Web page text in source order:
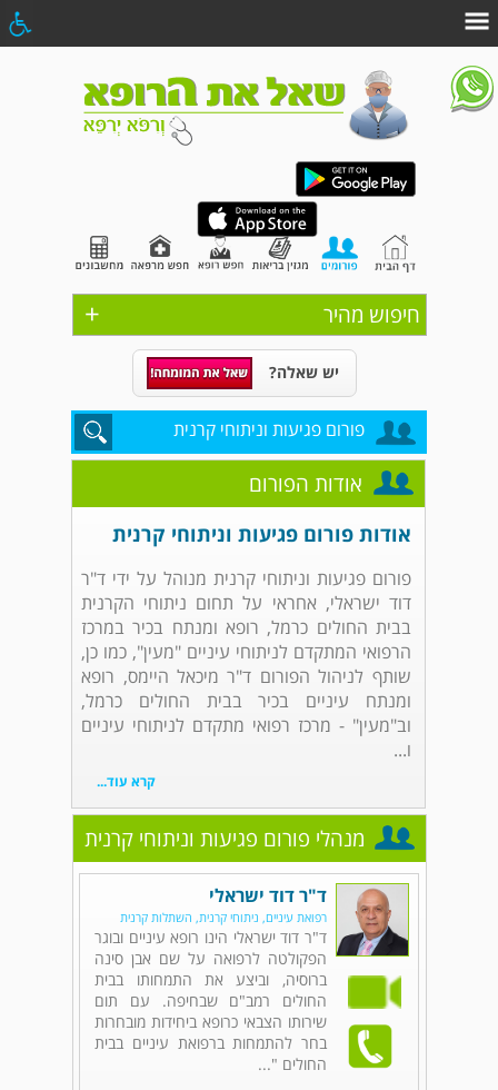
+ חיפוש מהיר
יש שאלה?
פורום פגיעות וניתוחי קרנית
אודות הפורום
אודות פורום פגיעות וניתוחי קרנית
פורום פגיעות וניתוחי קרנית מנוהל על ידי ד"ר
דוד ישראלי, אחראי על תחום ניתוחי הקרנית
בבית החולים כרמל, רופא ומנתח בכיר במרכז
הרפואי המתקדם לניתוחי עיניים "מעין", כמו כן,
שותף לניהול הפורום ד"ר מיכאל היימס, רופא
ומנתח עיניים בכיר בבית החולים כרמל,
וב"מעין" - מרכז רפואי מתקדם לניתוחי עיניים
ו...
קרא עוד...
מנהלי פורום פגיעות וניתוחי קרנית
ד"ר דוד ישראלי
רפואת עיניים, ניתוחי קרנית, השתלות קרנית
ד"ר דוד ישראלי הינו רופא עיניים ובוגר
הפקולטה לרפואה על שם אבן סינה
ברוסיה, וביצע את התמחותו בבית
החולים רמב"ם שבחיפה. עם תום
שירותו הצבאי כרופא ביחידות מובחרות
בחר להתמחות ברפואת עיניים בבית
החולים "...